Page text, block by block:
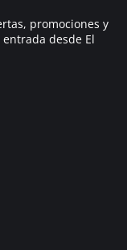
promociones y
desde El